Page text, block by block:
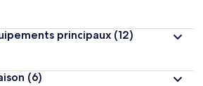
principaux (12)
(6)